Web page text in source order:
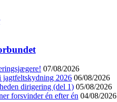
07/08/2026
2026 06/08/2026
dirigering (del 1) 05/08/2026
forsvinder én efter én 04/08/2026